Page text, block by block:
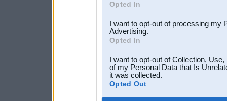
Opted In
I want to opt-out of processing my
Advertising.
Opted In
I want to opt-out of Collection,
of my Personal Data that Is
it was collected.
Opted Out